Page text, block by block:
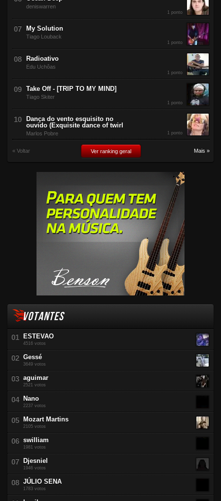
deniswarren
1 ponto
My Solution
Tiago Louback
1 ponto
Radioativo
Edu Uchôas
1 ponto
Take Off - [TRIP TO MY MIND]
Tiago Skiter
1 ponto
Dança do vento esquisito no
ouvido (Exquisite dance of twirl
Marlos Pobre 1 ponto
« Voltar Ver ranking geral Mais »
VOTANTES
ESTEVAO
4516 votos
Gessé
3649 votos
aguimar
2521 votos
Nano
2237 votos
Mozart Martins
2105 votos
swilliam
1981 votos
Djesniel
1946 votos
JÚLIO SENA
1783 votos